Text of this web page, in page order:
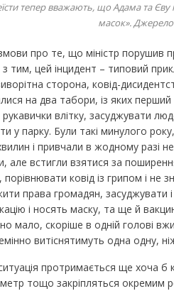
тепер вважають, що Адама та
масок».
про те, що міністр порушив
тим, цей інцидент – типовий
сторона, ковід-
на два табори, із яких
рукавички влітку, засуджувати
у парку. Були такі минулого
і привчали в жодному разі
але встигли взятися за
порівнювати ковід із грипом і не
права громадян, засуджувати і
і носять маску, та ще й
мало, скоріше в одній голові
витіснятимуть одна одну,
протримається ще хоча б
тощо закріпляться окремим